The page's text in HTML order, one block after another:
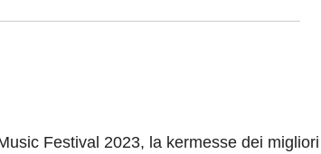
Festival 2023, la kermesse dei migliori